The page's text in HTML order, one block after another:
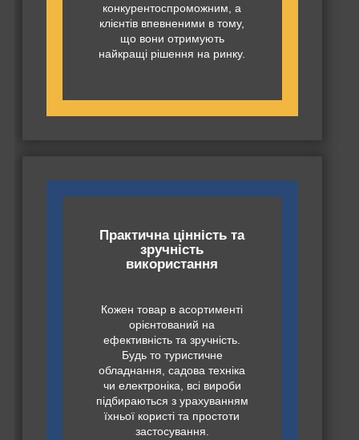
конкурентоспроможним, а
клієнтів впевненими в тому,
що вони отримують
найкращі рішення на ринку.
Практична цінність та
зручність
використання
Кожен товар в асортименті
орієнтований на
ефективність та зручність.
Будь то туристичне
обладнання, садова техніка
чи електроніка, всі вироби
підбираються з урахуванням
їхньої користі та простоти
застосування.